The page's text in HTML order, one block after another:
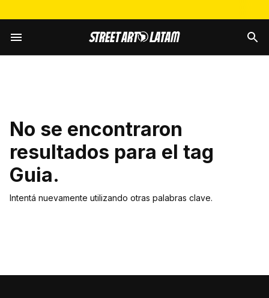
No se encontraron
resultados para el tag
Guia.
Intentá nuevamente utilizando otras palabras clave.